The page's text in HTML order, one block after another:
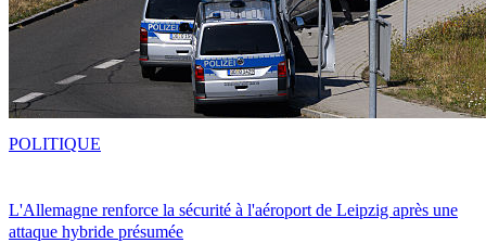
L'Allemagne renforce la sécurité à l'aéroport de Leipzig après une
attaque hybride présumée
POLITIQUE